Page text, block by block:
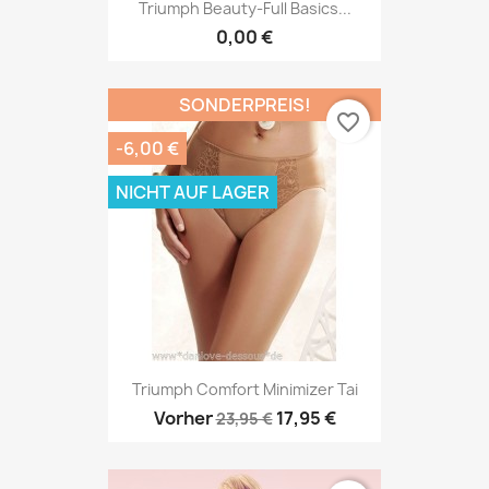
Triumph Beauty-Full Basics...
0,00 €
Triumph Comfort Minimizer Tai
Vorher23,95 € 17,95 €
SONDERPREIS!
-6,00 €
NICHT AUF LAGER
favorite_border